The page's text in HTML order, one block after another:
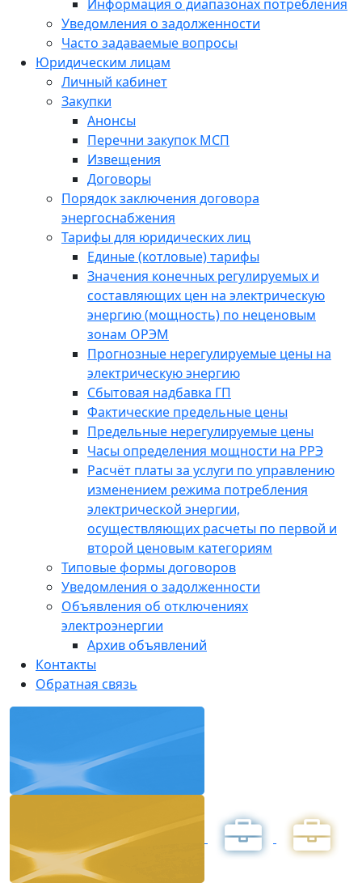
Информация о диапазонах потребления
Уведомления о задолженности
Часто задаваемые вопросы
Юридическим лицам
Личный кабинет
Закупки
Анонсы
Перечни закупок МСП
Извещения
Договоры
Порядок заключения договора
энергоснабжения
Тарифы для юридических лиц
Единые (котловые) тарифы
Значения конечных регулируемых и
составляющих цен на электрическую
энергию (мощность) по неценовым
зонам ОРЭМ
Прогнозные нерегулируемые цены на
электрическую энергию
Сбытовая надбавка ГП
Фактические предельные цены
Предельные нерегулируемые цены
Часы определения мощности на РРЭ
Расчёт платы за услуги по управлению
изменением режима потребления
электрической энергии,
осуществляющих расчеты по первой и
второй ценовым категориям
Типовые формы договоров
Уведомления о задолженности
Объявления об отключениях
электроэнергии
Архив объявлений
Контакты
Обратная связь